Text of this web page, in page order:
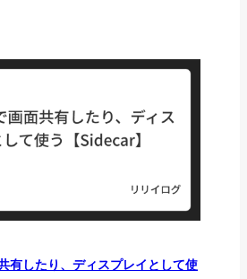
有したり、ディスプレイとして使